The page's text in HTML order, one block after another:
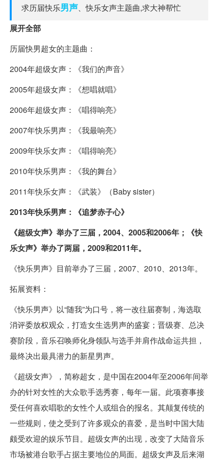
求历届快乐男声、快乐女声主题曲,求大神帮忙
展开全部
历届快男超女的主题曲：
2004年超级女声：《我们的声音》
2005年超级女声：《想唱就唱》
2006年超级女声：《唱得响亮》
2007年快乐男声：《我最响亮》
2009年快乐女声：《唱得响亮》
2010年快乐男声：《我的舞台》
2011年快乐女声：《武装》（Baby sister）
2013年快乐男声：《追梦赤子心》
《超级女声》举办了三届，2004、2005和2006年；《快
乐女声》举办了两届，2009和2011年。
《快乐男声》目前举办了三届，2007、2010、2013年。
拓展资料：
《快乐男声》以“随我”为口号，将一改往届赛制，海选取
消评委放权观众，打造女生选男声的盛宴；晋级赛、总决
赛阶段，音乐召唤师化身领队与选手并肩作战命运共担，
最终决出最具潜力的新星男声。
《超级女声》，简称超女，是中国在2004年至2006年间举
办的针对女性的大众歌手选秀赛，每年一届。此项赛事接
受任何喜欢唱歌的女性个人或组合的报名。其颠复传统的
一些规则，使之受到了许多观众的喜爱，是当时中国大陆
颇受欢迎的娱乐节目。超级女声的出现，改变了大陆音乐
市场被港台歌手占据主要地位的局面。超级女声及后来湖